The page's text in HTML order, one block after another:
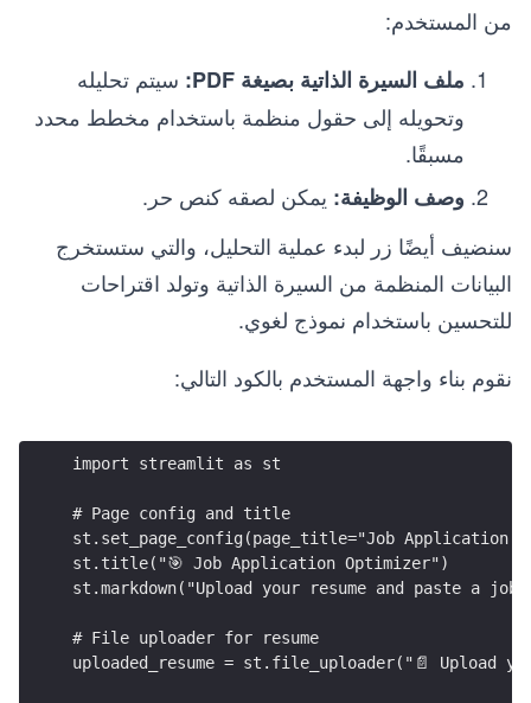
من المستخدم:
ملف السيرة الذاتية بصيغة PDF:
سيتم تحليله
وتحويله إلى حقول منظمة باستخدام مخطط محدد
مسبقًا.
وصف الوظيفة: يمكن لصقه كنص حر.
سنضيف أيضًا زر لبدء عملية التحليل، والتي ستستخرج
البيانات المنظمة من السيرة الذاتية وتولد اقتراحات
للتحسين باستخدام نموذج لغوي.
نقوم بناء واجهة المستخدم بالكود التالي:
import streamlit as st
# Page config and title
st.set_page_config(page_title="Job Application
st.title("🎯 Job Application Optimizer")
st.markdown("Upload your resume and paste a
# File uploader for resume
uploaded_resume = st.file_uploader("📄 Upload